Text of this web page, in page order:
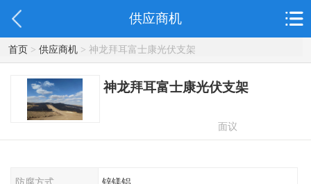
供应商机
首页> 供应商机> 神龙拜耳富士康光伏支架
神龙拜耳富士康光伏支架
面议